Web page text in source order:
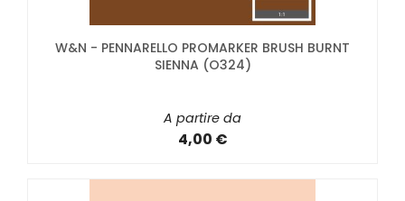
W&N - PENNARELLO PROMARKER BRUSH BURNT
SIENNA (O324)
A partire da
4,00 €